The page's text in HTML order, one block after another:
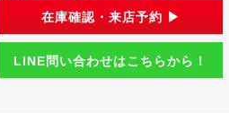
在庫確認・来店予約 ▶
LINE問い合わせはこちらから！